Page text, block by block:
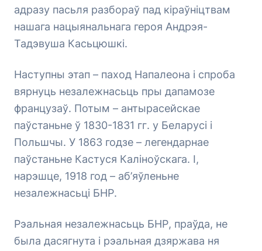
адразу пасьля разбораў пад кіраўніцтвам
нашага нацыянальнага героя Андрэя-
Тадэвуша Касьцюшкі.
Наступны этап – паход Напалеона і спроба
вярнуць незалежнасьць пры дапамозе
французаў. Потым – антырасейскае
паўстаньне ў 1830-1831 гг. у Беларусі і
Польшчы. У 1863 годзе – легендарнае
паўстаньне Кастуся Каліноўскага. І,
нарэшце, 1918 год – аб’яўленьне
незалежнасьці БНР.
Рэальная незалежнасьць БНР, праўда, не
была дасягнута і рэальная дзяржава ня